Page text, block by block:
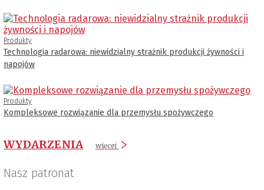
Produkty
Technologia radarowa: niewidzialny strażnik produkcji żywności i
napojów
Produkty
Kompleksowe rozwiązanie dla przemysłu spożywczego
WYDARZENIA więcej
Nasz patronat